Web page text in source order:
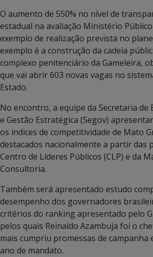
O aumento de 550% no nível de
estadual na avaliação Ministério Público
exemplo de realização prevista no
exemplo é a construção da cadeia
complexo penitenciário da Gameleira,
que vai abrir 603 novas vagas no
Estado.
No encontro, a equipe da Secretaria de
e Gestão Estratégica (Segov)
os índices de competitividade de Mato
destacados nacionalmente a partir das
Centro de Líderes Públicos (CLP) e da
Consultoria.
Também será apresentado estudo
desempenho dos governadores
critérios do ranking apresentado pelo
pelos quais Reinaldo Azambuja foi o
mais cumpriu promessas de campanha
ano de mandato.